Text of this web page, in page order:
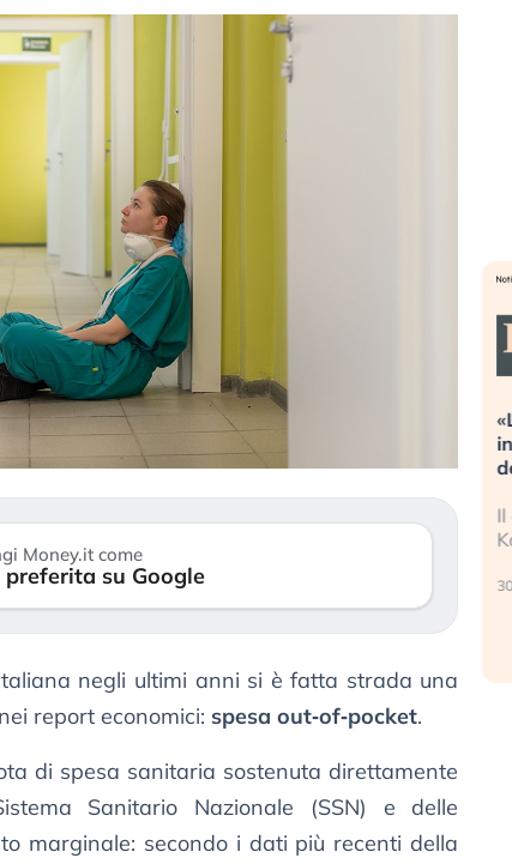
Money.it come
preferita su Google
negli ultimi anni si è fatta strada una
report economici: spesa out‑of‑pocket.
di spesa sanitaria sostenuta direttamente
Sanitario Nazionale (SSN) e delle
marginale: secondo i dati più recenti della
alla
il
«La mia vita è rovinata». Investitori
in preda al panico dopo lo scoppio
della bolla AI
Kospi, mentre gli investitori retail (…)
30 luglio 2026